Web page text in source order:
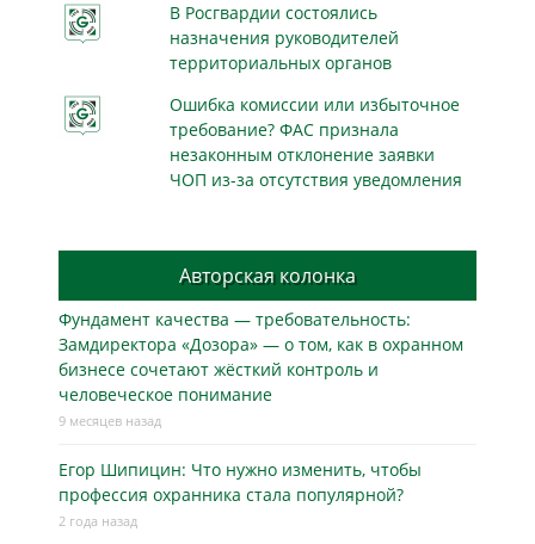
В Росгвардии состоялись
назначения руководителей
территориальных органов
Ошибка комиссии или избыточное
требование? ФАС признала
незаконным отклонение заявки
ЧОП из-за отсутствия уведомления
Авторская колонка
Фундамент качества — требовательность:
Замдиректора «Дозора» — о том, как в охранном
бизнесe сочетают жёсткий контроль и
человеческое понимание
9 месяцев назад
Егор Шипицин: Что нужно изменить, чтобы
профессия охранника стала популярной?
2 года назад